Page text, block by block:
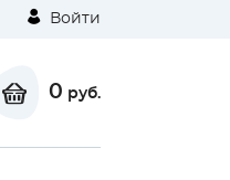
Войти
0 руб.